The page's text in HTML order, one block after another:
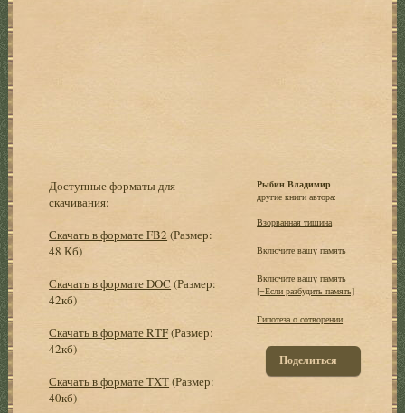
Доступные форматы для
скачивания:
Скачать в формате FB2 (Размер:
48 Кб)
Скачать в формате DOC (Размер:
42кб)
Скачать в формате RTF(Размер:
42кб)
Скачать в формате TXT(Размер:
40кб)
Рыбин Владимир
другие книги автора:
Взорванная тишина
Включите вашу память
Включите вашу память
[=Если разбудить память]
Гипотеза о сотворении
Поделиться